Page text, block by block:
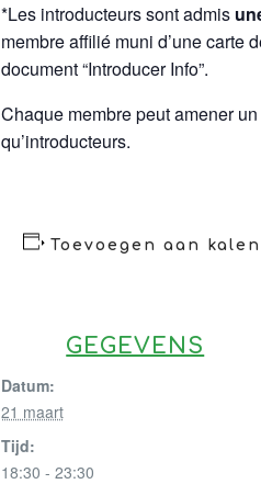
*Les introducteurs sont admis
membre affilié muni d’une carte
document “Introducer Info”.
Chaque membre peut amener
qu’introducteurs.
Toevoegen aan
GEGEVENS
Datum:
21 maart
Tijd:
18:30 - 23:30